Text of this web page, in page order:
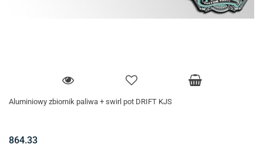
Aluminiowy zbiornik paliwa + swirl pot DRIFT KJS
864.33